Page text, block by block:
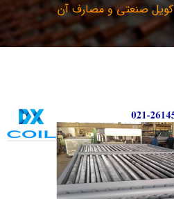
کویل صنعتی و مصارف آن